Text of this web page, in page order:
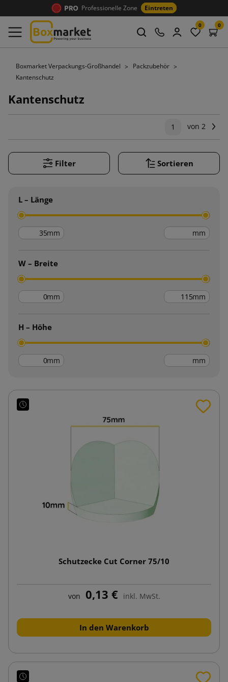
Professionelle Zone Eintreten
0 0
Boxmarket Verpackungs-Großhandel
Packzubehör
Kantenschutz
Kantenschutz
1 von 2
Filter Sortieren
L – Länge
mm mm
W – Breite
mm mm
H – Höhe
mm mm
Schutzecke Cut Corner 75/10
von 0,13 € inkl. MwSt.
In den Warenkorb